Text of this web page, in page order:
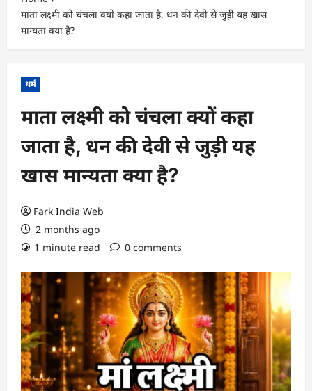
माता लक्ष्मी को चंचला क्यों कहा जाता है, धन की देवी से जुड़ी यह खास
मान्यता क्या है?
धर्म
माता लक्ष्मी को चंचला क्यों कहा
जाता है, धन की देवी से जुड़ी यह
खास मान्यता क्या है?
Fark India Web
2 months ago
1 minute read
0 comments